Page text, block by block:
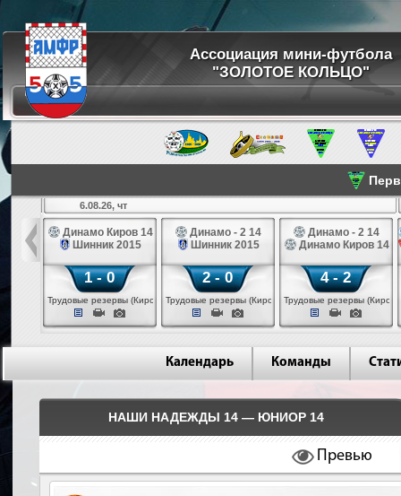
Ассоциация мини-футбола
"ЗОЛОТОЕ КОЛЬЦО"
14
6.08.26, чт
Динамо Киров 14
Шинник 2015
1 - 0
Трудовые резервы (Киров)
Динамо - 2 14
Шинник 2015
2 - 0
Трудовые резервы (Киров)
Динамо - 2 14
Динамо Киров 14
4 - 2
Трудовые резервы (Киров)
Календарь Команды
НАШИ НАДЕЖДЫ 14 — ЮНИОР 14
Превью